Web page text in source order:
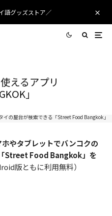
語グッズストア／
えるアプリ
」
イの屋台が検索できる「Street Food Bangkok」
ホやタブレットでバンコクの
Street Food Bangkok」を
版ともに利用無料）